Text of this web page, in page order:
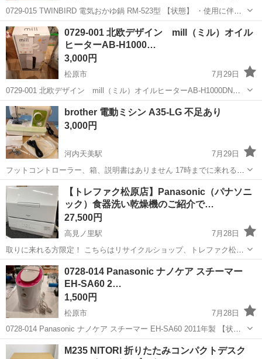
0729-015 TWINBIRD 電気おかゆ鍋 RM-523型 【状態】 ・使用に伴う
多少のスレ、キズ、落としきれない汚れなどございます ・詳細は現地
でご確認ください ・お値引きは出来かねますのでご了承願い...
大阪 松原市 キッチン家電 TWINBIRD
0729-001 北欧デザイン mill（ミル）オイル
ヒーターAB-H1000…
3,000円
松原市
7月29日
0729-001 北欧デザイン mill（ミル）オイルヒーターAB-H1000DN
【状態】 ・使用に伴う多少のスレ、キズ、落としきれない汚れなどご
ざいます ・詳細は現地でご確認ください ・お値引きは出来かね...
大阪 松原市 季節、空調家電
brother 電動ミシン A35-LG 不足あり
3,000円
河内天美駅
7月29日
フットコントローラー、箱、説明書はありません 17時までに来れる方
お願いします
大阪 松原市 河内天美駅 生活家電
【トレファク松原店】Panasonic（パナソニ
ック）食器洗い乾燥機のご紹介で…
27,500円
高見ノ里駅
7月28日
取りに来れる方限定！ こちらはリサイクルショップ、トレファク松原
店からの出品です。 ●商品情報 アイテム名：食器洗い乾燥機 メーカ
ー：Panasonic（パナソニック） 年式：2025年製 型番：NP-TCR...
大阪 松原市 キッチン家電
0728-014 Panasonic ナノケア スチーマー
EH-SA60 2…
1,500円
松原市
7月28日
0728-014 Panasonic ナノケア スチーマー EH-SA60 2011年製 【状
態】 ・使用に伴う多少のスレ、キズ、落としきれない汚れなどござい
ます ・詳細は現地でご確認ください ・お値引きは出...
大阪 松原市 美容家電 ナノケア
M235 NITORI 折りたたみコンパクトデスク